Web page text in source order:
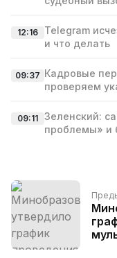
12:16
Telegram
и что делать
09:37 Кадровые
проверяем
09:11 Зеленский:
проблемы» и